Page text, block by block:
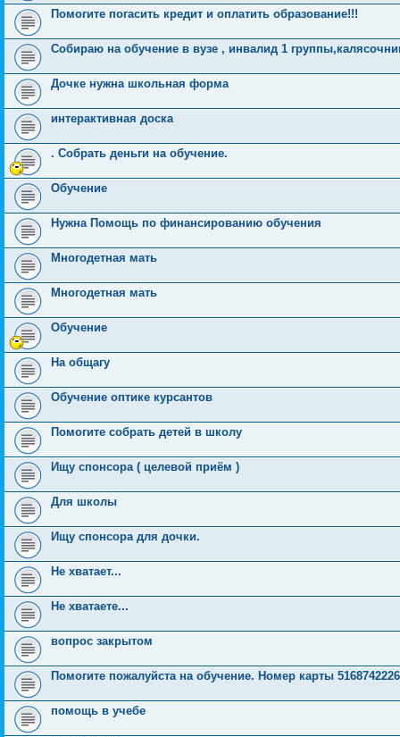
Помогите погасить кредит и оплатить образование!!!
Собираю на обучение в вузе , инвалид 1
Дочке нужна школьная форма
интерактивная доска
. Собрать деньги на обучение.
Обучение
Нужна Помощь по финансированию обучения
Многодетная мать
Многодетная мать
Обучение
На общагу
Обучение оптике курсантов
Помогите собрать детей в школу
Ищу спонсора ( целевой приём )
Для школы
Ищу спонсора для дочки.
Не хватает...
Не хватаете...
вопрос закрытом
Помогите пожалуйста на обучение. Номер карты
помощь в учебе